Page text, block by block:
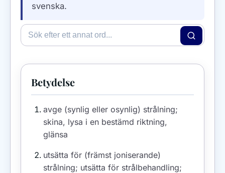
svenska.
Betydelse
avge (synlig eller osynlig) strålning;
skina, lysa i en bestämd riktning,
glänsa
utsätta för (främst joniserande)
strålning; utsätta för strålbehandling;